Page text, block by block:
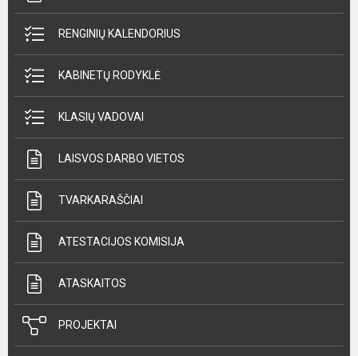
RENGINIŲ KALENDORIUS
KABINETŲ RODYKLĖ
KLASIŲ VADOVAI
LAISVOS DARBO VIETOS
TVARKARAŠČIAI
ATESTACIJOS KOMISIJA
ATASKAITOS
PROJEKTAI